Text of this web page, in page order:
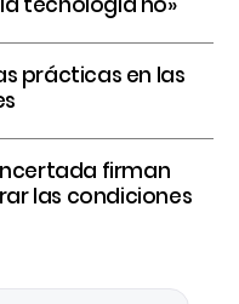
prácticas en las
firman
las condiciones